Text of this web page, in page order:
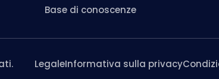
Base di conoscenze
LegaleInformativa sulla privacy